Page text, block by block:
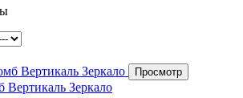
Просмотр
Зеркало